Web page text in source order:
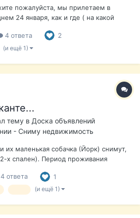
пожалуйста, мы прилетаем в
24 января, как и где ( на какой
(Gran Via SuperMarket)? И какая
стоимость? Хотелось бы бы
4 ответа 2
(и ещё 1)
тему в Доска объявлений
- Сниму недвижимость
их маленькая собачка (Йорк) снимут,
х спален). Период проживания
для работы). Предпочтение,
(магазины. кафе, рынок) и пешая
4 ответа 1
(и ещё 1)